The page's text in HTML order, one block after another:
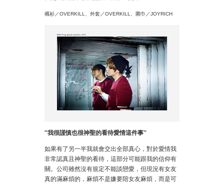
襯衫／OVERKILL、外套／OVERKILL、圍巾／JOYRICH
''我很謹慎也很神聖的看待愛情這件事''
如果有了另一半我就會交出全部真心，對於愛情我
非常認真且神聖的看待，這部分可能跟我的信仰有
關。公司雖然沒有規定不能談戀愛，但現況有女友
真的滿麻煩的，麻煩不是嫌要陪女友麻煩，而是可